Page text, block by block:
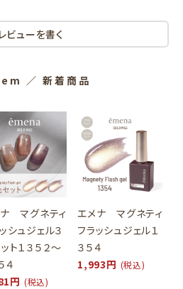
レビューを書く
／ 新着商品
マグネティ
シュジェル３
ト１３５２～
４
円 (税込)
エメナ マグネティ
フラッシュジェル１
３５４
1,993円 (税込)